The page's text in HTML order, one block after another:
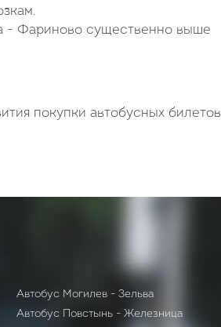
- Фариново существенно выше
покупки автобусных билетов
Автобус Могилев - Зельва
Автобус Повстынь - Железница